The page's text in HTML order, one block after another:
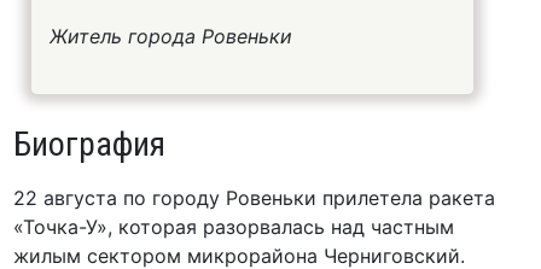
Житель города Ровеньки
Биография
22 августа по городу Ровеньки прилетела ракета
«Точка-У», которая разорвалась над частным
жилым сектором микрорайона Черниговский.